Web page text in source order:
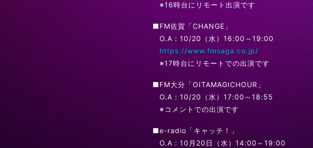
※16時台にリモート出演です
■FM佐賀「CHANGE」
O.A：10/20（水）16:00～19:00
https://www.fmsaga.co.jp/
※17時台にリモートでの出演です
■FM大分「OITAMAGICHOUR」
O.A：10/20（水）17:00～18:55
※コメントでの出演です
■e-radio「キャッチ！」
O.A：10月20日（水）14:00～19:00